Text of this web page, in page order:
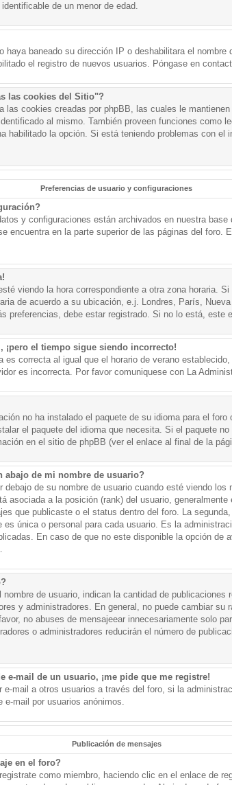
de un menor de edad.
haya baneado su dirección IP o deshabilitara el
el registro de nuevos usuarios. Póngase en
las cookies del Sitio"?
las cookies creadas por phpBB, las cuales le
al mismo. También proveen funciones como
habilitado la opción. Si está teniendo problemas con el
Preferencias de usuario y configuraciones
y configuraciones están archivados en nuestra
encuentra en la parte superior de las páginas del foro.
viendo la hora correspondiente a otra zona horaria.
de acuerdo a su ubicación, e.j. Londres, París,
preferencias, debe estar registrado. Si no lo está, este
¡pero el tiempo sigue siendo incorrecto!
es correcta al igual que el horario de verano
es incorrecta. Por favor comuniquese con La
no ha instalado el paquete de su idioma para el foro
el paquete del idioma que necesita. Si el paquete
en el sitio de phpBB (ver el enlace al final de la
abajo de mi nombre de usuario?
debajo de su nombre de usuario cuando esté viendo los
asociada a la posición (rank) del usuario,
que publicaste o el status dentro del foro. La
única o personal para cada usuario. Es la
En caso de que no este disponible la opción de
de usuario, indican la cantidad de publicaciones
y administradores. En general, no puede cambiar su
no abuses de mensajeear innecesariamente solo
o administradores reducirán el número de
e-mail de un usuario, ¡me pide que me registre!
e-mail a otros usuarios a través del foro, si la
e-mail por usuarios anónimos.
Publicación de mensajes
en el foro?
como miembro, haciendo clic en el enlace de